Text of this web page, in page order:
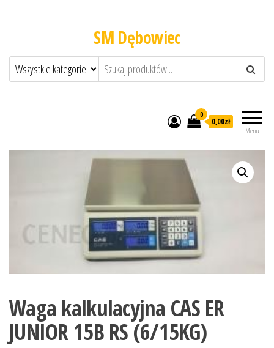
SM Dębowiec
Menu
0
0,00zł
Waga kalkulacyjna CAS ER
JUNIOR 15B RS (6/15KG)